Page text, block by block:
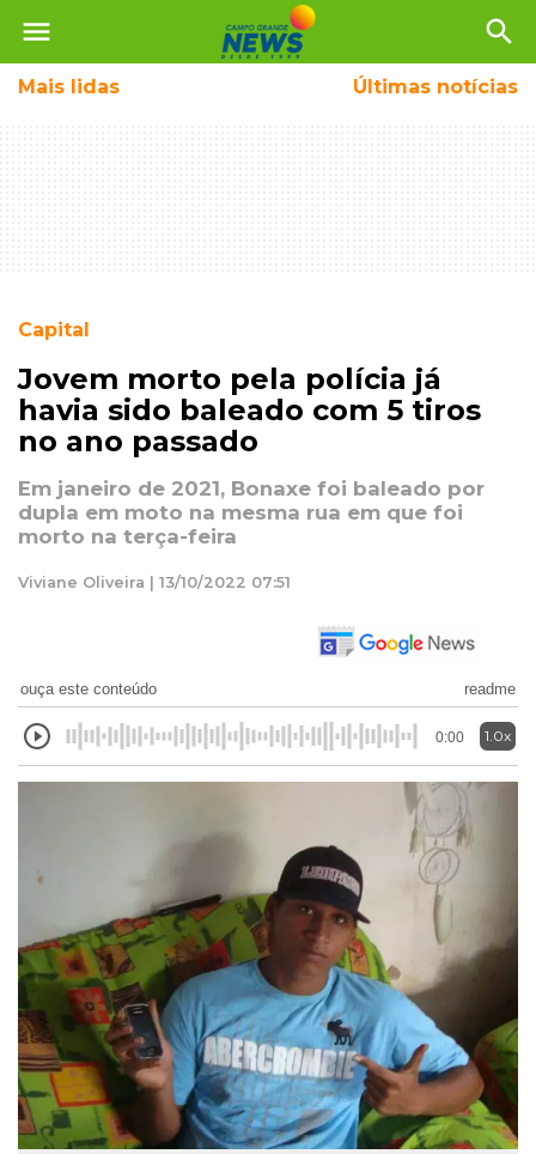
menu search
Mais lidas Últimas notícias
Capital
Jovem morto pela polícia já
havia sido baleado com 5 tiros
no ano passado
Em janeiro de 2021, Bonaxe foi baleado por
dupla em moto na mesma rua em que foi
morto na terça-feira
Viviane Oliveira | 13/10/2022 07:51
ouça este conteúdo readme
0:00 1.0x